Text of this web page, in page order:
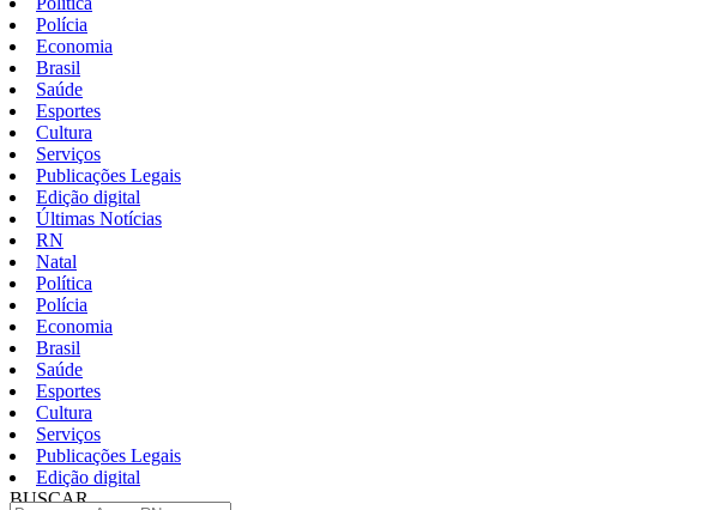
Polícia
Economia
Brasil
Saúde
Esportes
Cultura
Serviços
Publicações Legais
Edição digital
Últimas Notícias
RN
Natal
Política
Polícia
Economia
Brasil
Saúde
Esportes
Cultura
Serviços
Publicações Legais
Edição digital
BUSCAR